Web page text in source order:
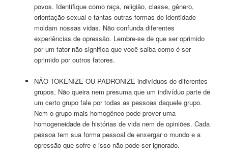
povos. Identifique como raça, religião, classe, gênero,
orientação sexual e tantas outras formas de identidade
moldam nossas vidas. Não confunda diferentes
experiências de opressão. Lembre-se de que ser oprimido
por um fator não significa que você saiba como é ser
oprimido por outros fatores.
NÃO TOKENIZE OU PADRONIZE indivíduos de diferentes
grupos. Não queira nem presuma que um indivíduo parte de
um certo grupo fale por todas as pessoas daquele grupo.
Nem o grupo mais homogêneo pode prover uma
homogeneidade de histórias de vida nem de opiniões. Cada
pessoa tem sua forma pessoal de enxergar o mundo e a
opressão que sofre e isso não pode ser ignorado.